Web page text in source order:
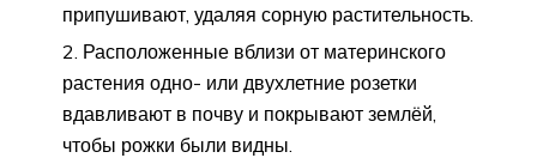
припушивают, удаляя сорную растительность.
Расположенные вблизи от материнского
растения одно- или двухлетние розетки
вдавливают в почву и покрывают землёй,
чтобы рожки были видны.